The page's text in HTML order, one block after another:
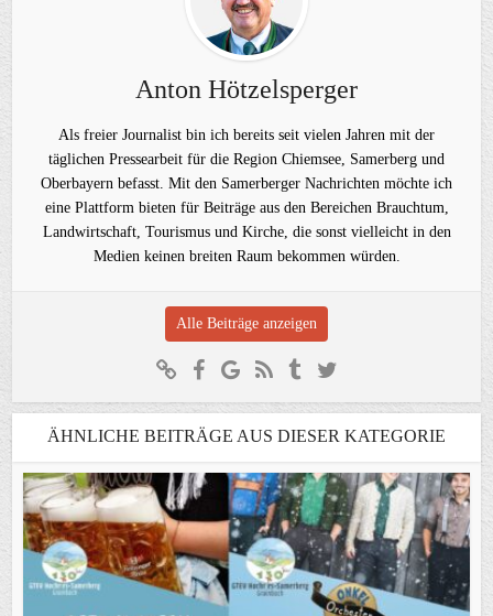
Anton Hötzelsperger
Als freier Journalist bin ich bereits seit vielen Jahren mit der
täglichen Pressearbeit für die Region Chiemsee, Samerberg und
Oberbayern befasst. Mit den Samerberger Nachrichten möchte ich
eine Plattform bieten für Beiträge aus den Bereichen Brauchtum,
Landwirtschaft, Tourismus und Kirche, die sonst vielleicht in den
Medien keinen breiten Raum bekommen würden.
Alle Beiträge anzeigen
ÄHNLICHE BEITRÄGE AUS DIESER KATEGORIE